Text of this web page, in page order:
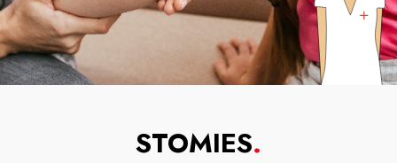
STOMIES.